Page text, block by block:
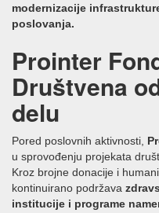
modernizacije
poslovanja.
Prointer
Društvena
delu
Pored poslovnih aktivnosti,
u sprovođenju projekata
Kroz brojne donacije i
kontinuirano podržava
institucije i programe